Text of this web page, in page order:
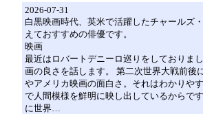
2026-07-31
白黒映画時代、英米で活躍したチャールズ
えておすすめの俳優です。
映画
最近はロバートデニーロ巡りをしておりま
画の良さを話します。 第二次世界大戦前後
やアメリカ映画の面白さ。それはわかりや
で人間模様を鮮明に映し出しているからで
に世界…